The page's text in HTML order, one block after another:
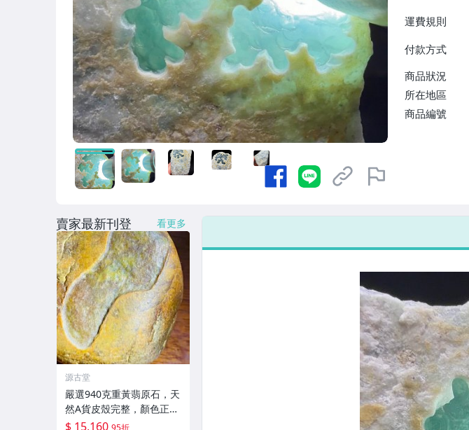
運費規則
付款方式
商品狀況
所在地區
商品編號
賣家最新刊登 看更多
源古堂
嚴選940克重黃翡原石，天
然A貨皮殼完整，顏色正種
老肉細，料子乾淨無裂，
$ 15,160